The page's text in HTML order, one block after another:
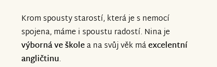
Krom spousty starostí, která je s nemocí
spojena, máme i spoustu radostí. Nina je
výborná ve školea na svůj věk máexcelentní
angličtinu.